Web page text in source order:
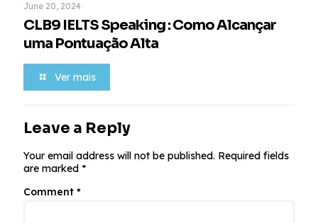
June 20, 2024
CLB9 IELTS Speaking : Como Alcançar
uma Pontuação Alta
Ver mais
Leave a Reply
Your email address will not be published. Required fields
are marked *
Comment *